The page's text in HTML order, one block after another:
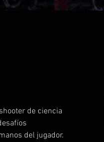
de ciencia
del jugador.